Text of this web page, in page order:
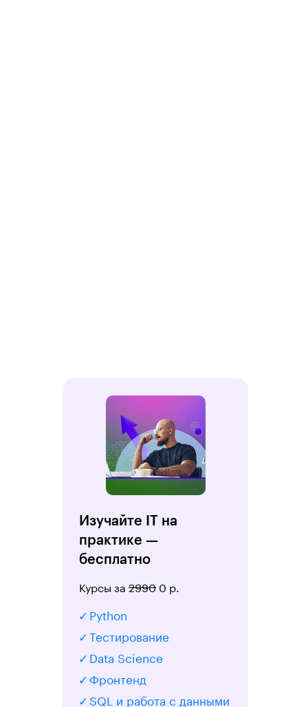
Изучайте IT на
практике —
бесплатно
Курсы за 2990 0 р.
Python
Тестирование
Data Science
Фронтенд
SQL и работа с данными